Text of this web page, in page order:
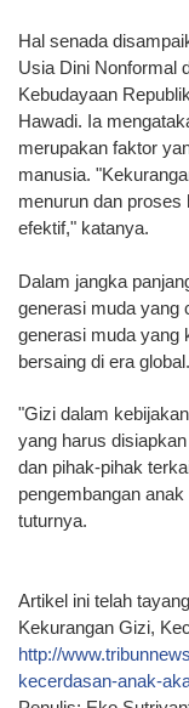
Hal senada
Usia Dini Nonformal
Kebudayaan
Hawadi. Ia
merupakan faktor
manusia.
menurun dan proses
efektif," katanya.
Dalam jangka
generasi muda yang
generasi muda yang
bersaing di era global.
"Gizi dalam
yang harus
dan pihak-pihak
pengembangan
tuturnya.
Artikel ini telah
Kekurangan Gizi,
http://
kecerdasan-anak-